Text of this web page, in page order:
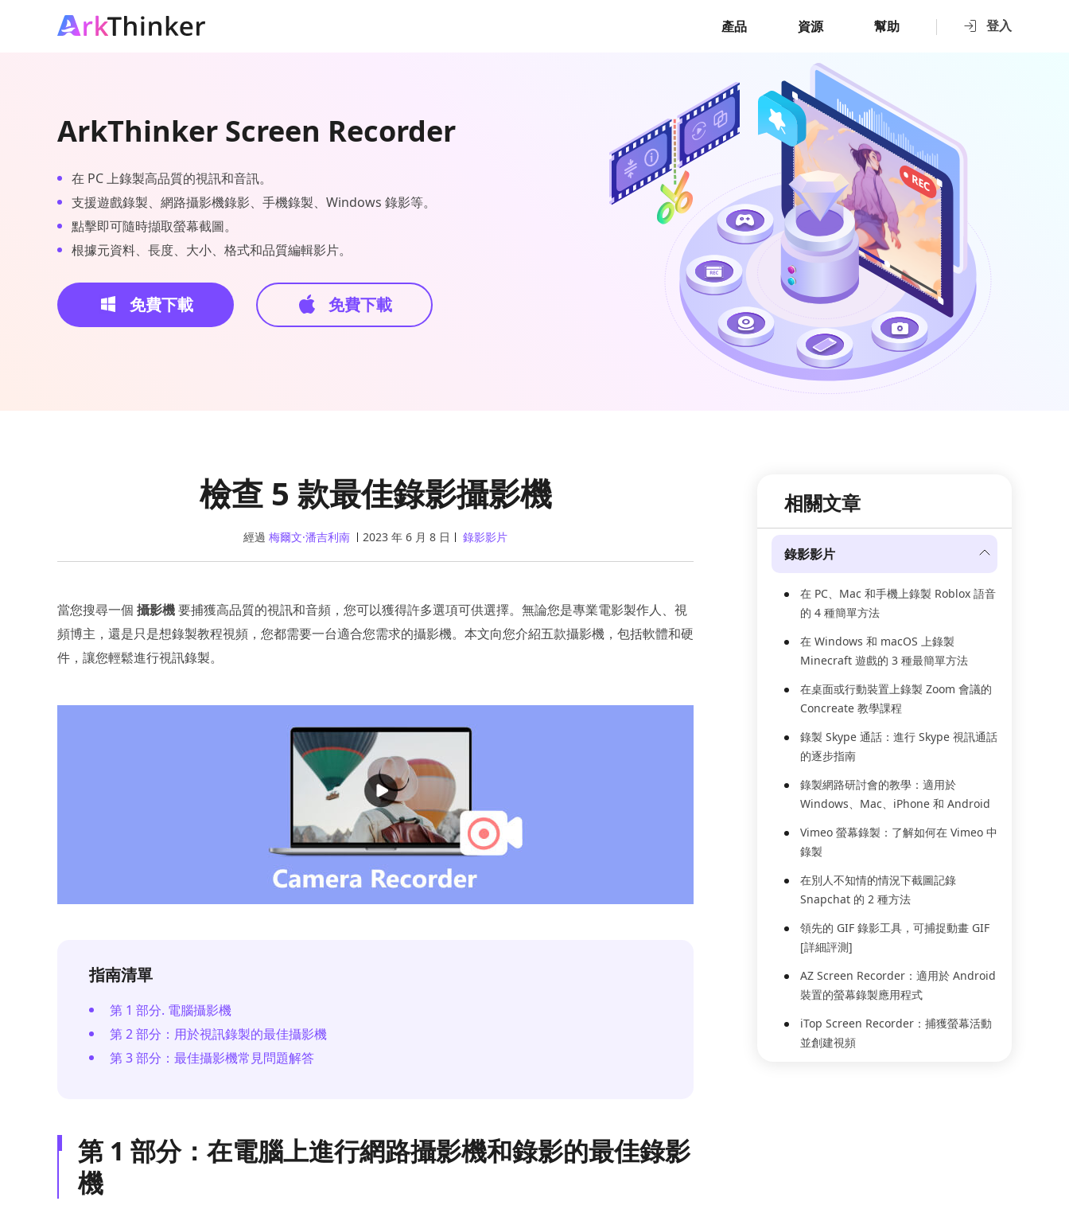
登入
產品 資源 幫助
ArkThinker Screen Recorder
在 PC 上錄製高品質的視訊和音訊。
支援遊戲錄製、網路攝影機錄影、手機錄製、Windows 錄影等。
點擊即可隨時擷取螢幕截圖。
根據元資料、長度、大小、格式和品質編輯影片。
免費下載 免費下載
檢查 5 款最佳錄影攝影機
經過 梅爾文·潘吉利南 2023 年 6 月 8 日 錄影影片
當您搜尋一個 攝影機要捕獲高品質的視訊和音頻，您可以獲得許多選項可供選擇。無論您是專業電影製作人、視
頻博主，還是只是想錄製教程視頻，您都需要一台適合您需求的攝影機。本文向您介紹五款攝影機，包括軟體和硬
件，讓您輕鬆進行視訊錄製。
指南清單
第 1 部分. 電腦攝影機
第 2 部分：用於視訊錄製的最佳攝影機
第 3 部分：最佳攝影機常見問題解答
第 1 部分：在電腦上進行網路攝影機和錄影的最佳錄影
機
相關文章
錄影影片
在 PC、Mac 和手機上錄製 Roblox 語音
的 4 種簡單方法
在 Windows 和 macOS 上錄製
Minecraft 遊戲的 3 種最簡單方法
在桌面或行動裝置上錄製 Zoom 會議的
Concreate 教學課程
錄製 Skype 通話：進行 Skype 視訊通話
的逐步指南
錄製網路研討會的教學：適用於
Windows、Mac、iPhone 和 Android
Vimeo 螢幕錄製：了解如何在 Vimeo 中
錄製
在別人不知情的情況下截圖記錄
Snapchat 的 2 種方法
領先的 GIF 錄影工具，可捕捉動畫 GIF
[詳細評測]
AZ Screen Recorder：適用於 Android
裝置的螢幕錄製應用程式
iTop Screen Recorder：捕獲螢幕活動
並創建視頻